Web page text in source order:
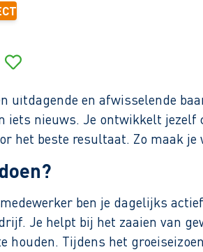
uitdagende en afwisselende
iets nieuws. Je ontwikkelt
het beste resultaat. Zo maak
ben je dagelijks
Je helpt bij het zaaien van
houden. Tijdens het